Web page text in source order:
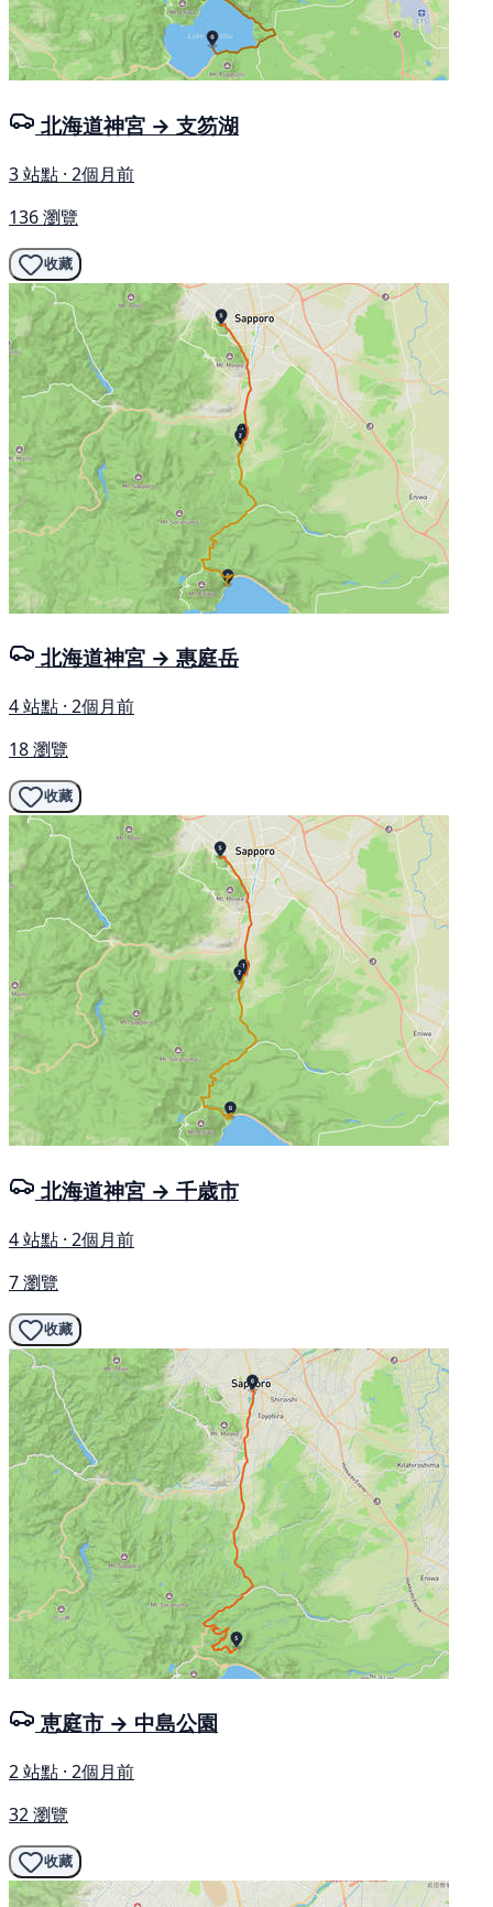
北海道神宮 → 支笏湖
3 站點 · 2個月前
136 瀏覽
收藏
北海道神宮 → 惠庭岳
4 站點 · 2個月前
18 瀏覽
收藏
北海道神宮 → 千歳市
4 站點 · 2個月前
7 瀏覽
收藏
恵庭市 → 中島公園
2 站點 · 2個月前
32 瀏覽
收藏